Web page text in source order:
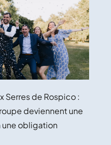
Serres de Rospico :
deviennent une
une obligation